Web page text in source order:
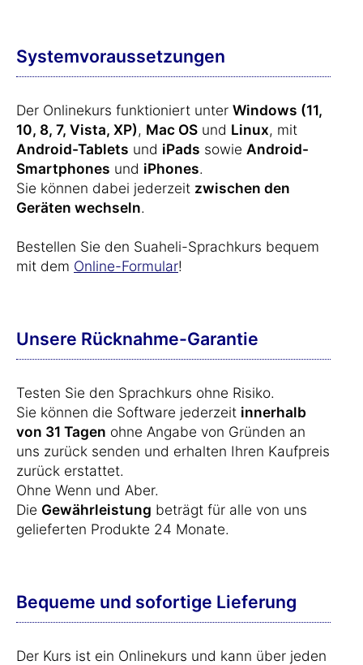
Systemvoraussetzungen
Der Onlinekurs funktioniert unter Windows (11,
10, 8, 7, Vista, XP), Mac OS und Linux, mit
Android-Tablets und iPads sowie Android-
Smartphones und iPhones.
Sie können dabei jederzeit zwischen den
Geräten wechseln.
Bestellen Sie den Suaheli-Sprachkurs bequem
mit dem Online-Formular!
Unsere Rücknahme-Garantie
Testen Sie den Sprachkurs ohne Risiko.
Sie können die Software jederzeit innerhalb
von 31 Tagen ohne Angabe von Gründen an
uns zurück senden und erhalten Ihren Kaufpreis
zurück erstattet.
Ohne Wenn und Aber.
Die Gewährleistung beträgt für alle von uns
gelieferten Produkte 24 Monate.
Bequeme und sofortige Lieferung
Der Kurs ist ein Onlinekurs und kann über jeden